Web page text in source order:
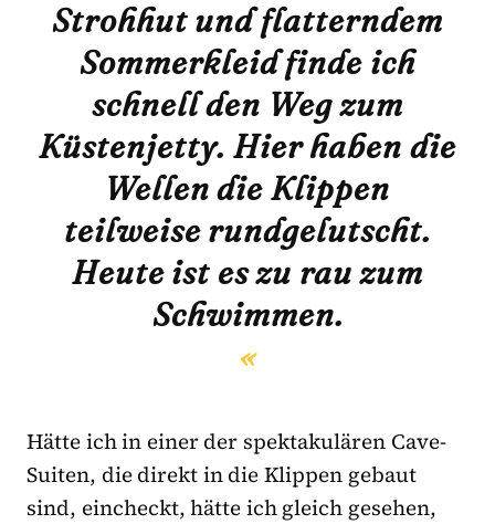
Strohhut und flatterndem
Sommerkleid finde ich
schnell den Weg zum
Küstenjetty. Hier haben die
Wellen die Klippen
teilweise rundgelutscht.
Heute ist es zu rau zum
Schwimmen.
Hätte ich in einer der spektakulären Cave-
Suiten, die direkt in die Klippen gebaut
sind, eincheckt, hätte ich gleich gesehen,